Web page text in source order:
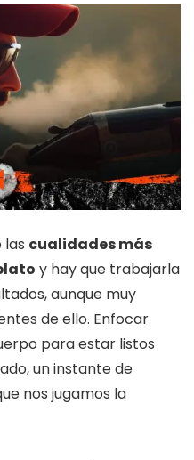
las cualidades más
y hay que trabajarla
aunque muy
de ello. Enfocar
para estar listos
un instante de
nos jugamos la